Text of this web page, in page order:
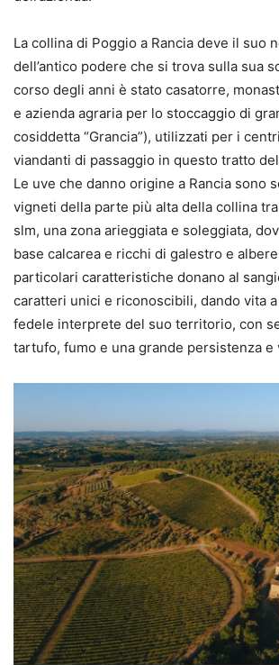
La collina di Poggio a Rancia deve il suo
dell’antico podere che si trova sulla sua
corso degli anni è stato casatorre,
e azienda agraria per lo stoccaggio di
cosiddetta “Grancia”), utilizzati per i
viandanti di passaggio in questo tratto
Le uve che danno origine a Rancia sono
vigneti della parte più alta della collina
slm, una zona arieggiata e soleggiata,
base calcarea e ricchi di galestro e
particolari caratteristiche donano al
caratteri unici e riconoscibili, dando vita
fedele interprete del suo territorio, con
tartufo, fumo e una grande persistenza e